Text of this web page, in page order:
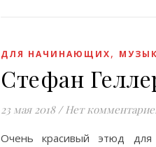
ДЛЯ НАЧИНАЮЩИХ,
Стефан
23 мая 2018 / Нет
Очень красивый этюд для